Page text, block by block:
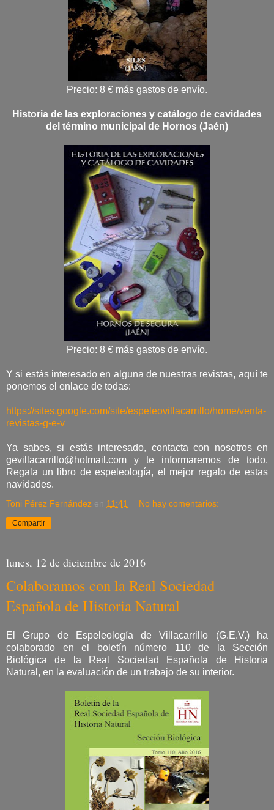
Precio: 8 € más gastos de envío.
Historia de las exploraciones y catálogo de cavidades
del término municipal de Hornos (Jaén)
Precio: 8 € más gastos de envío.
Y si estás interesado en alguna de nuestras revistas, aquí te
ponemos el enlace de todas:
https://sites.google.com/site/espeleovillacarrillo/home/venta-
revistas-g-e-v
Ya sabes, si estás interesado, contacta con nosotros en
gevillacarrillo@hotmail.com y te informaremos de todo.
Regala un libro de espeleología, el mejor regalo de estas
navidades.
Toni Pérez Fernández en 11:41 No hay comentarios:
Compartir
lunes, 12 de diciembre de 2016
Colaboramos con la Real Sociedad
Española de Historia Natural
El Grupo de Espeleología de Villacarrillo (G.E.V.) ha
colaborado en el boletín número 110 de la Sección
Biológica de la Real Sociedad Española de Historia
Natural, en la evaluación de un trabajo de su interior.